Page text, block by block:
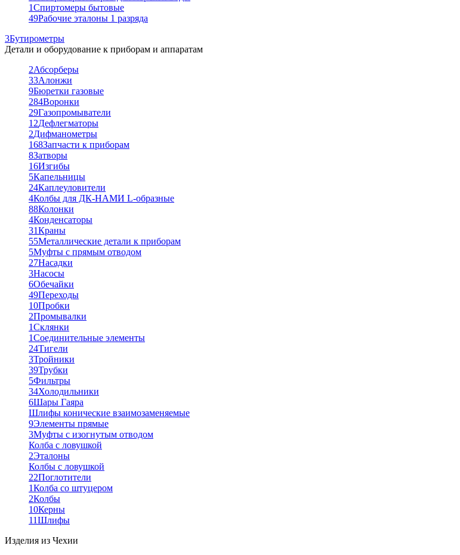
1Спиртомеры бытовые
49Рабочие эталоны 1 разряда
3Бутирометры
Детали и оборудование к приборам и аппаратам
2Абсорберы
33Алонжи
9Бюретки газовые
284Воронки
29Газопромыватели
12Дефлегматоры
2Дифманометры
168Запчасти к приборам
8Затворы
16Изгибы
5Капельницы
24Каплеуловители
4Колбы для ДК-НАМИ L-образные
88Колонки
4Конденсаторы
31Краны
55Металлические детали к приборам
5Муфты с прямым отводом
27Насадки
3Насосы
6Обечайки
49Переходы
10Пробки
2Промывалки
1Склянки
1Соединительные элементы
24Тигели
3Тройники
39Трубки
5Фильтры
34Холодильники
6Шары Гаяра
Шлифы конические взаимозаменяемые
9Элементы прямые
3Муфты с изогнутым отводом
Колба с ловушкой
2Эталоны
Колбы с ловушкой
22Поглотители
1Колба со штуцером
2Колбы
10Керны
11Шлифы
Изделия из Чехии